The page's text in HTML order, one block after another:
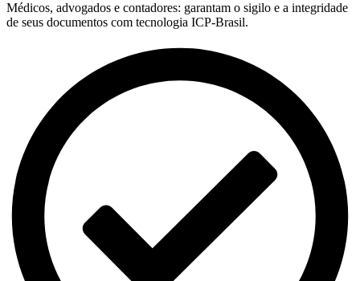
Médicos, advogados e contadores: garantam o sigilo e a integridade
de seus documentos com tecnologia ICP-Brasil.